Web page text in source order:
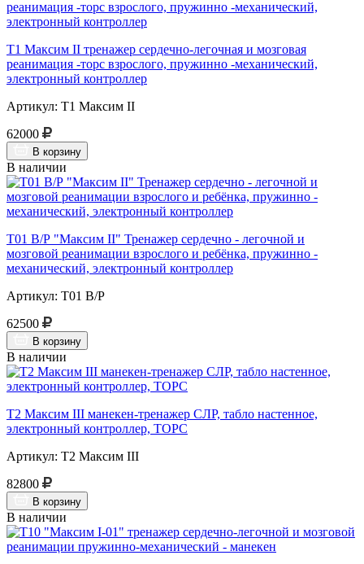
Т1 Максим II тренажер сердечно-легочная и мозговая
реанимация -торс взрослого, пружинно -механический,
электронный контроллер
Артикул: Т1 Максим II
62000
В корзину
В наличии
Т01 В/Р "Максим II" Тренажер сердечно - легочной и
мозговой реанимации взрослого и ребёнка, пружинно -
механический, электронный контроллер
Артикул: Т01 В/Р
62500
В корзину
В наличии
Т2 Максим III манекен-тренажер СЛР, табло настенное,
электронный контроллер, ТОРС
Артикул: Т2 Максим III
82800
В корзину
В наличии